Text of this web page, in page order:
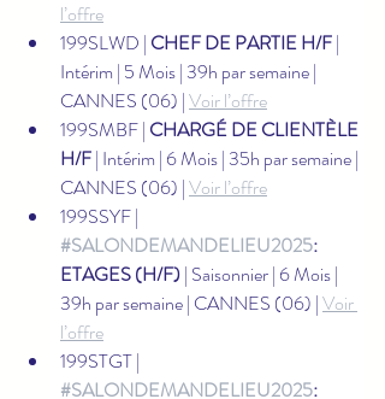
l’offre
199SLWD | CHEF DE PARTIE H/F |
Intérim | 5 Mois | 39h par semaine |
CANNES (06) | Voir l’offre
199SMBF | CHARGÉ DE CLIENTÈLE
H/F | Intérim | 6 Mois | 35h par semaine |
CANNES (06) | Voir l’offre
199SSYF |
#SALONDEMANDELIEU2025:
ETAGES (H/F) | Saisonnier | 6 Mois |
39h par semaine | CANNES (06) | Voir
l’offre
199STGT |
#SALONDEMANDELIEU2025: